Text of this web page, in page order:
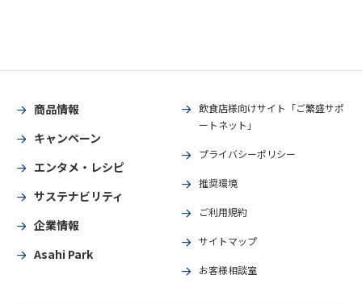
商品情報
キャンペーン
エンタメ・レシピ
サステナビリティ
企業情報
Asahi Park
飲食店様向けサイト「ご繁盛サポ
ートネット」
プライバシーポリシー
推奨環境
ご利用規約
サイトマップ
お客様相談室